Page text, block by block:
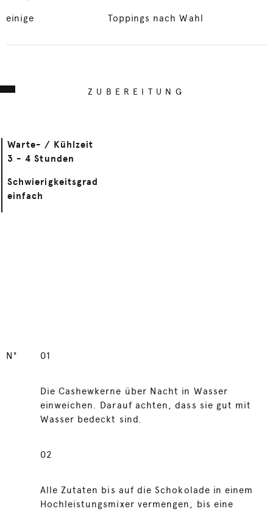
einige Toppings nach Wahl
ZUBEREITUNG
Warte- / Kühlzeit
3 - 4 Stunden
Schwierigkeitsgrad
einfach
N° 01
Die Cashewkerne über Nacht in Wasser
einweichen. Darauf achten, dass sie gut mit
Wasser bedeckt sind.
02
Alle Zutaten bis auf die Schokolade in einem
Hochleistungsmixer vermengen, bis eine